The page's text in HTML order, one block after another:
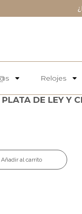
Relojes
DE LEY Y
Añadir al carrito